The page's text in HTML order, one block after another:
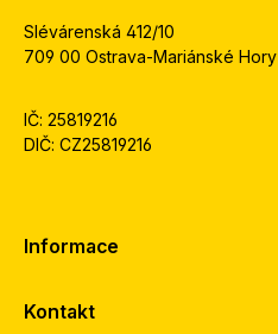
Slévárenská 412/10
709 00 Ostrava-Mariánské Hory
IČ: 25819216
DIČ: CZ25819216
Informace
Kontakt